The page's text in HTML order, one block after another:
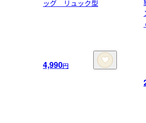
ッグ リュック型
4,990円